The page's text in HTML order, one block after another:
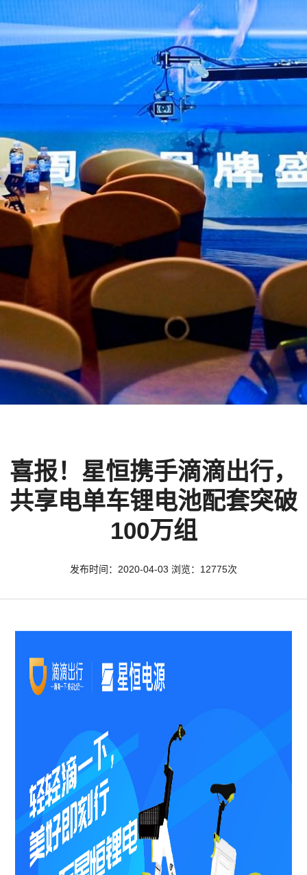
喜报！星恒携手滴滴出行，
共享电单车锂电池配套突破
100万组
发布时间：2020-04-03 浏览：12775次